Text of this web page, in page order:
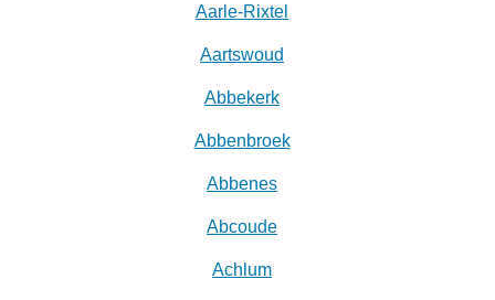
Aarle-Rixtel
Aartswoud
Abbekerk
Abbenbroek
Abbenes
Abcoude
Achlum